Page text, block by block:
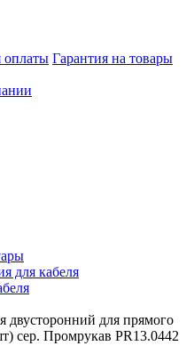
оплаты Гарантия на товары
для кабеля
двусторонний для прямого
сер. Промрукав PR13.0442